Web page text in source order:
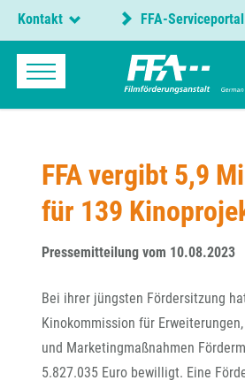
Kontakt FFA-Serviceportal
FFA vergibt 5,9
für 139
Pressemitteilung vom 10.08.2023
Bei ihrer jüngsten Fördersitzung
Kinokommission für
und Marketingmaßnahmen
5.827.035 Euro bewilligt. Eine